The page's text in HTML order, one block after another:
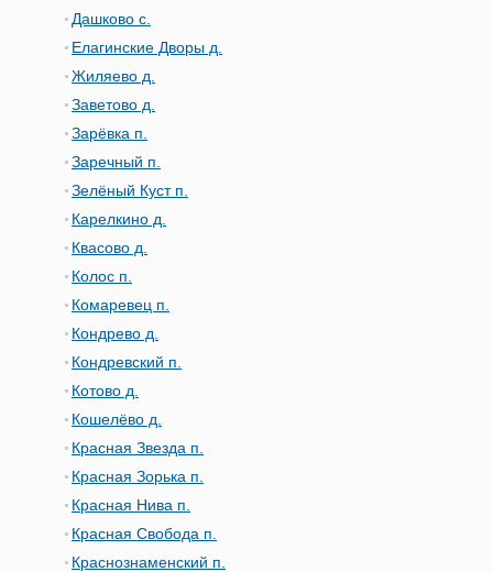
Дашково с.
Елагинские Дворы д.
Жиляево д.
Заветово д.
Зарёвка п.
Заречный п.
Зелёный Куст п.
Карелкино д.
Квасово д.
Колос п.
Комаревец п.
Кондрево д.
Кондревский п.
Котово д.
Кошелёво д.
Красная Звезда п.
Красная Зорька п.
Красная Нива п.
Красная Свобода п.
Краснознаменский п.